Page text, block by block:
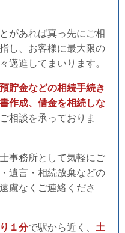
があれば真っ先にご相
し、お客様に最大限の
邁進してまいります。
貯金などの相続手続き
作成、借金を相続しな
相談を承っておりま
事務所として気軽にご
遺言・相続放棄などの
慮なくご連絡くださ
１分で駅から近く、 土